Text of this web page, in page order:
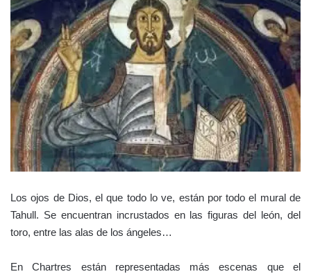
Los ojos de Dios, el que todo lo ve, están por todo el mural de
Tahull. Se encuentran incrustados en las figuras del león, del
toro, entre las alas de los ángeles…
En Chartres están representadas más escenas que el